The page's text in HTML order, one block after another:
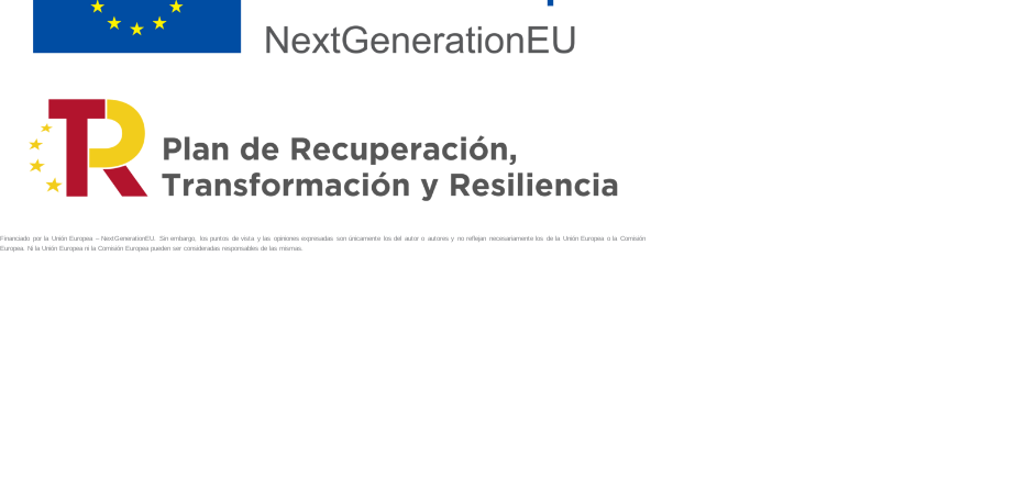
Financiado por la Unión Europea – NextGenerationEU. Sin embargo, los puntos de vista y las opiniones expresadas son únicamente los del autor o autores y no reflejan necesariamente los de la Unión Europea o la Comisión
Europea. Ni la Unión Europea ni la Comisión Europea pueden ser consideradas responsables de las mismas.